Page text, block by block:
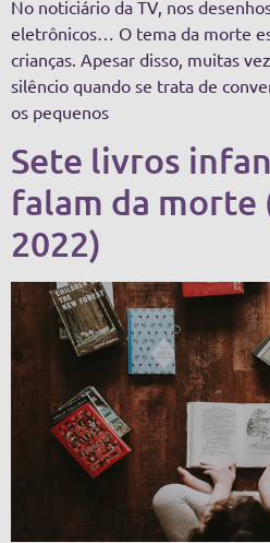
No noticiário da TV, nos
eletrônicos… O tema da morte
crianças. Apesar disso, muitas
silêncio quando se trata de
os pequenos
Sete livros
falam da morte
2022)